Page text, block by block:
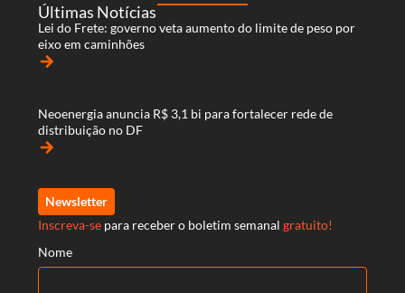
Últimas Notícias
Lei do Frete: governo veta aumento do limite de peso por
eixo em caminhões
arrow_forward
Neoenergia anuncia R$ 3,1 bi para fortalecer rede de
distribuição no DF
arrow_forward
Newsletter
Inscreva-se para receber o boletim semanal gratuito!
Nome